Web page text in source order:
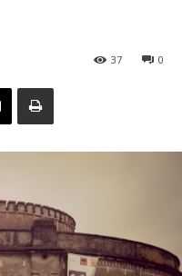
0
37